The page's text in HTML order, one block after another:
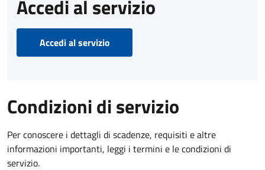
Accedi al servizio
Accedi al servizio
Condizioni di servizio
Per conoscere i dettagli di scadenze, requisiti e altre
informazioni importanti, leggi i termini e le condizioni di
servizio.